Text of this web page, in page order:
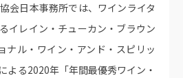
会日本事務所では、ワインライタ
イレイン・チューカン・ブラウン
ナル・ワイン・アンド・スピリッ
よる2020年「年間最優秀ワイン・